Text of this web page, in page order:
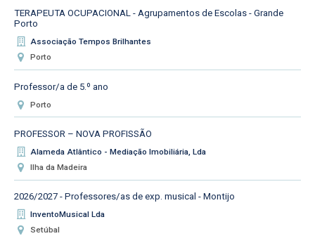
TERAPEUTA OCUPACIONAL - Agrupamentos de Escolas - Grande
Porto
Associação Tempos Brilhantes
Porto
Professor/a de 5.º ano
Porto
PROFESSOR – NOVA PROFISSÃO
Alameda Atlântico - Mediação Imobiliária, Lda
Ilha da Madeira
2026/2027 - Professores/as de exp. musical - Montijo
InventoMusical Lda
Setúbal